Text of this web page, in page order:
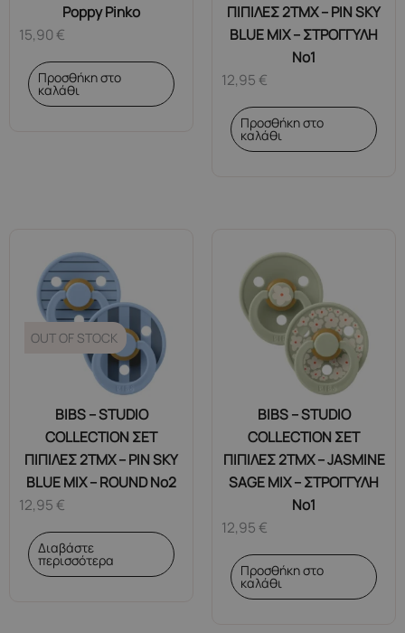
Poppy Pinko
15,90€
Προσθήκη στο
καλάθι
ΠΙΠΙΛΕΣ 2ΤΜΧ – PIN SKY
BLUE MIX – ΣΤΡΟΓΓΥΛΗ
No1
12,95€
Προσθήκη στο
καλάθι
BIBS – STUDIO
COLLECTION ΣΕΤ
ΠΙΠΙΛΕΣ 2ΤΜΧ – PIN SKY
BLUE MIX – ROUND No2
OUT OF STOCK
12,95€
Διαβάστε
περισσότερα
BIBS – STUDIO
COLLECTION ΣΕΤ
ΠΙΠΙΛΕΣ 2ΤΜΧ – JASMINE
SAGE MIX – ΣΤΡΟΓΓΥΛΗ
No1
12,95€
Προσθήκη στο
καλάθι